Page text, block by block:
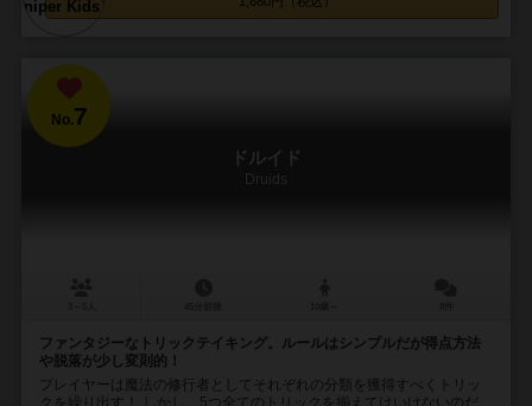
No.7
ドルイド
Druids
ファンタジーなトリックテイキング。ルールはシンプルだが得点方法
や脱落が少し変則的！
プレイヤーは魔法の修行者としてそれぞれの分類を獲得すべくトリッ
クを繰り出す！ しかし、5つ全てのトリックを揃えてはいけないのだ。